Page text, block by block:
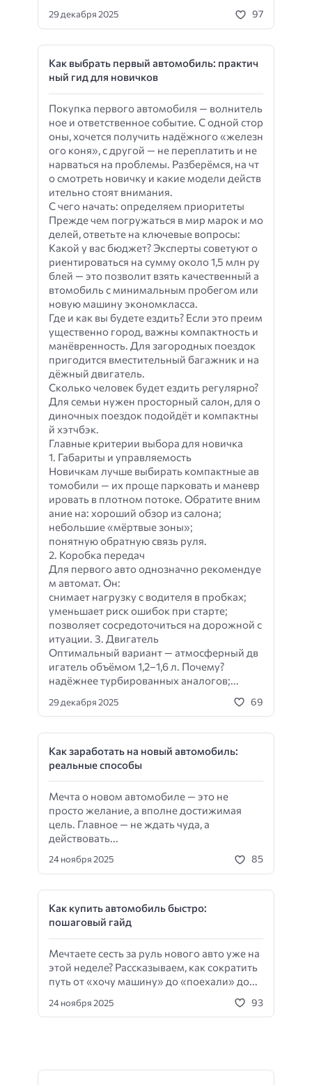
29 декабря 2025 97
Как выбрать первый автомобиль: практич
ный гид для новичков
Покупка первого автомобиля — волнитель
ное и ответственное событие. С одной стор
оны, хочется получить надёжного «железн
ого коня», с другой — не переплатить и не
нарваться на проблемы. Разберёмся, на чт
о смотреть новичку и какие модели действ
ительно стоят внимания.
С чего начать: определяем приоритеты
Прежде чем погружаться в мир марок и мо
делей, ответьте на ключевые вопросы:
Какой у вас бюджет? Эксперты советуют о
риентироваться на сумму около 1,5 млн ру
блей — это позволит взять качественный а
втомобиль с минимальным пробегом или
новую машину экономкласса.
Где и как вы будете ездить? Если это преим
ущественно город, важны компактность и
манёвренность. Для загородных поездок
пригодится вместительный багажник и на
дёжный двигатель.
Сколько человек будет ездить регулярно?
Для семьи нужен просторный салон, для о
диночных поездок подойдёт и компактны
й хэтчбэк.
Главные критерии выбора для новичка
1. Габариты и управляемость
Новичкам лучше выбирать компактные ав
томобили — их проще парковать и маневр
ировать в плотном потоке. Обратите вним
ание на: хороший обзор из салона;
небольшие «мёртвые зоны»;
понятную обратную связь руля.
2. Коробка передач
Для первого авто однозначно рекомендуе
м автомат. Он:
снимает нагрузку с водителя в пробках;
уменьшает риск ошибок при старте;
позволяет сосредоточиться на дорожной с
итуации. 3. Двигатель
Оптимальный вариант — атмосферный дв
игатель объёмом 1,2–1,6 л. Почему?
надёжнее турбированных аналогов;...
29 декабря 2025 69
Как заработать на новый автомобиль:
реальные способы
Мечта о новом автомобиле — это не
просто желание, а вполне достижимая
цель. Главное — не ждать чуда, а
действовать...
24 ноября 2025 85
Как купить автомобиль быстро:
пошаговый гайд
Мечтаете сесть за руль нового авто уже на
этой неделе? Рассказываем, как сократить
путь от «хочу машину» до «поехали» до...
24 ноября 2025 93